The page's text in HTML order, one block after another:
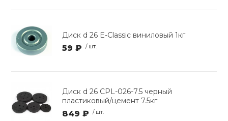
Диск d 26 E-Classic виниловый 1кг
59 ₽ / шт.
Диск d 26 CPL-026-7.5 черный
пластиковый/цемент 7.5кг
849 ₽ / шт.